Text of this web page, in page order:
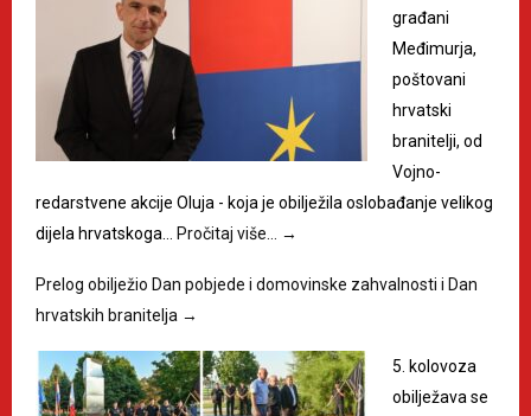
građani
Međimurja,
poštovani
hrvatski
branitelji, od
Vojno-
redarstvene akcije Oluja - koja je obilježila oslobađanje velikog
dijela hrvatskoga…
Pročitaj više… →
Prelog obilježio Dan pobjede i domovinske zahvalnosti i Dan
hrvatskih branitelja →
5. kolovoza
obilježava se